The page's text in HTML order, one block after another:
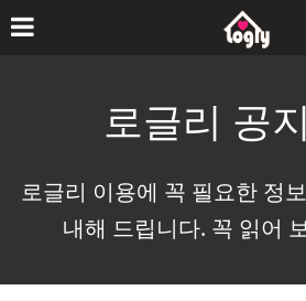
로글리 공
로글리 이용에 꼭 필요한 정
내해 드립니다. 꼭 읽어